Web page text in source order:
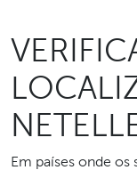
Em países onde